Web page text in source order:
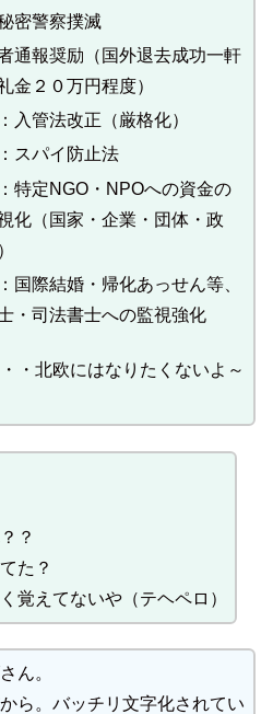
密警察撲滅
通報奨励（国外退去成功一軒
金２０万円程度）
入管法改正（厳格化）
スパイ防止法
特定NGO・NPOへの資金の
化（国家・企業・団体・政
国際結婚・帰化あっせん等、
・司法書士への監視強化
・北欧にはなりたくないよ～
？
た？
覚えてないや（テヘペロ）
ん。
ら。バッチリ文字化されてい